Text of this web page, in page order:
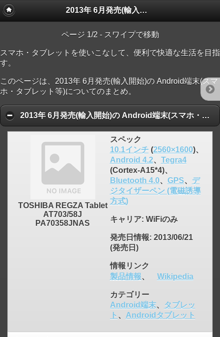
2013年 6月発売(輸入開始)の Android端末(スマホ・タブレット等)
ページ 1/2 - スワイプで移動
スマホ・タブレットを使いこなして、便利で快適な生活を目指
す。
このページは、2013年 6月発売(輸入開始)の Android端末(スマ
ホ・タブレット等)についてのまとめ。
2013年 6月発売(輸入開始)の Android端末(スマホ・タブレット等) 人気ランキング順
TOSHIBA REGZA Tablet
AT703/58J
PA70358JNAS
スペック
10.1インチ(2560×1600)、
Android 4.2、 Tegra4
(Cortex-A15*4)、
Bluetooth 4.0、 GPS、 デ
ジタイザーペン (電磁誘導
方式)
キャリア: WiFiのみ
発売日情報: 2013/06/21
(発売日)
情報リンク
製品情報、 Wikipedia
カテゴリー
Android端末、
タブレッ
ト 、 Androidタブレット
click to expand contents